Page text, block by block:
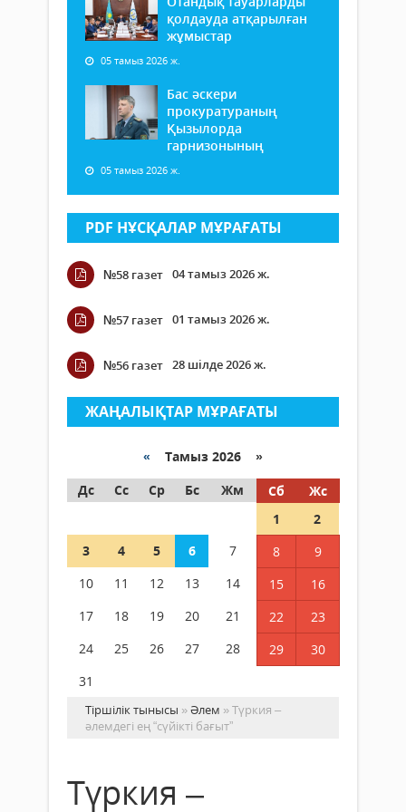
қолдауда атқарылған
жұмыстар
05 тамыз 2026 ж.
Бас әскери
прокуратураның
Қызылорда
гарнизонының
05 тамыз 2026 ж.
PDF НҰСҚАЛАР МҰРАҒАТЫ
№58 газет 04 тамыз 2026 ж.
№57 газет 01 тамыз 2026 ж.
№56 газет 28 шілде 2026 ж.
ЖАҢАЛЫҚТАР МҰРАҒАТЫ
« Тамыз 2026 »
Дс
Сс Ср Бс Жм Сб
Жс
1
2
3
4 5 6 7 8
9
10
11 12 13 14 15
16
17
18 19 20 21 22
23
24
25 26 27 28 29
30
31
Тіршілік тынысы »Әлем » Түркия –
әлемдегі ең “сүйікті бағыт”
Түркия –